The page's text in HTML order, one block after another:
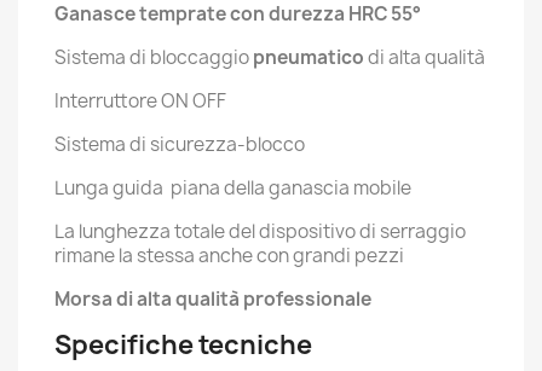
Ganasce temprate con durezza HRC 55°
Sistema di bloccaggiopneumaticodi alta qualità
Interruttore ON OFF
Sistema di sicurezza-blocco
Lunga guida piana della ganascia mobile
La lunghezza totale del dispositivo di serraggio
rimane la stessa anche con grandi pezzi
Morsa di alta qualità professionale
Specifiche tecniche